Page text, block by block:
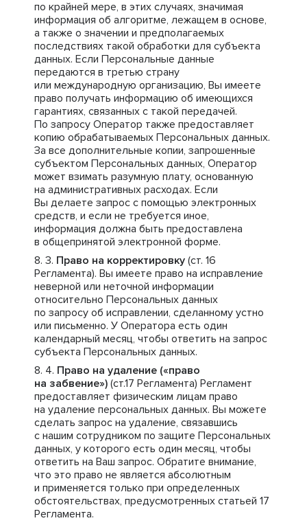
по крайней мере, в этих случаях, значимая
информация об алгоритме, лежащем в основе,
а также о значении и предполагаемых
последствиях такой обработки для субъекта
данных. Если Персональные данные
передаются в третью страну
или международную организацию, Вы имеете
право получать информацию об имеющихся
гарантиях, связанных с такой передачей.
По запросу Оператор также предоставляет
копию обрабатываемых Персональных данных.
За все дополнительные копии, запрошенные
субъектом Персональных данных, Оператор
может взимать разумную плату, основанную
на административных расходах. Если
Вы делаете запрос с помощью электронных
средств, и если не требуется иное,
информация должна быть предоставлена
в общепринятой электронной форме.
Право на корректировку (ст. 16
Регламента). Вы имеете право на исправление
неверной или неточной информации
относительно Персональных данных
по запросу об исправлении, сделанному устно
или письменно. У Оператора есть один
календарный месяц, чтобы ответить на запрос
субъекта Персональных данных.
Право на удаление («право
на забвение») (ст.17 Регламента) Регламент
предоставляет физическим лицам право
на удаление персональных данных. Вы можете
сделать запрос на удаление, связавшись
с нашим сотрудником по защите Персональных
данных, у которого есть один месяц, чтобы
ответить на Ваш запрос. Обратите внимание,
что это право не является абсолютным
и применяется только при определенных
обстоятельствах, предусмотренных статьей 17
Регламента.